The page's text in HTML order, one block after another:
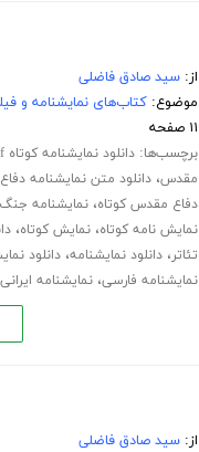
از:سید صادق فاضلی
موضوع:کتاب‌های نمایشنامه و
۱۱ صفحه
برچسب‌ها:دانلود نمایشنامه کوتاه pdf
مقدس،دانلود متن نمایشنامه
دفاع مقدس کوتاه،نمایشنامه جنگ
نمایش نامه کوتاه،نمایش کوتاه،
تئاتر،دانلود نمایشنامه،دانلود
نمایشنامه فارسی،نمایشنامه ایرانی
از:سید صادق فاضلی